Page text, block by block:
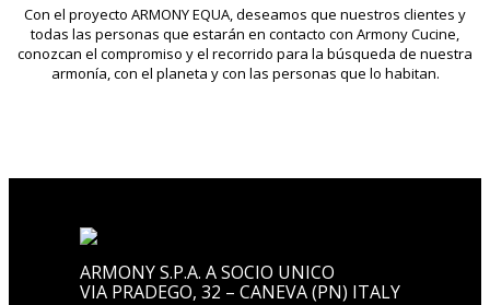
Con el proyecto ARMONY EQUA, deseamos que nuestros clientes y
todas las personas que estarán en contacto con Armony Cucine,
conozcan el compromiso y el recorrido para la búsqueda de nuestra
armonía, con el planeta y con las personas que lo habitan.
ARMONY S.P.A. A SOCIO UNICO
VIA PRADEGO, 32 – CANEVA (PN) ITALY